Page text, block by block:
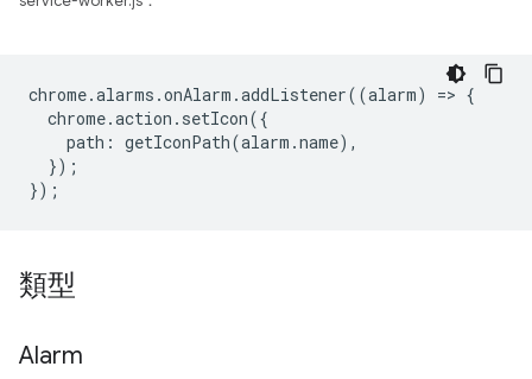
chrome.alarms .onAlarm .addListener((alarm) => {
chrome.action . setIcon({
path : getIconPath(alarm .name),
});
});
類型
Alarm